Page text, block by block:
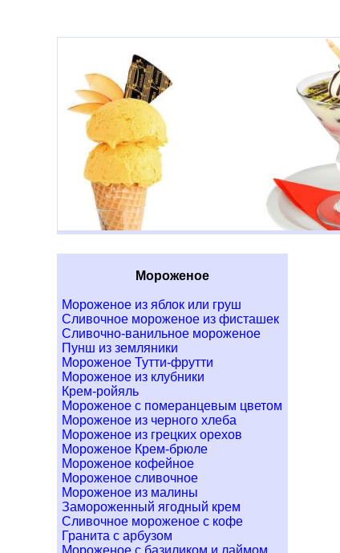
Мороженое
Мороженое из яблок или груш
Сливочное мороженое из фисташек
Сливочно-ванильное мороженое
Пунш из земляники
Мороженое Тутти-фрутти
Мороженое из клубники
Крем-ройяль
Мороженое с померанцевым цветом
Мороженое из черного хлеба
Мороженое из грецких орехов
Мороженое Крем-брюле
Мороженое кофейное
Мороженое сливочное
Мороженое из малины
Замороженный ягодный крем
Сливочное мороженое с кофе
Гранита с арбузом
Мороженое с базиликом и лаймом